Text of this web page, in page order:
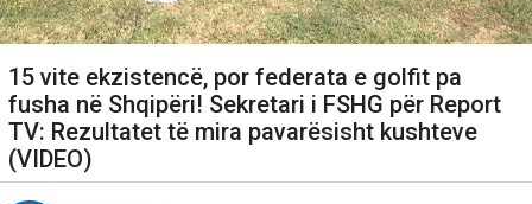
15 vite ekzistencë, por federata e golfit pa
fusha në Shqipëri! Sekretari i FSHG për Report
TV: Rezultatet të mira pavarësisht kushteve
(VIDEO)